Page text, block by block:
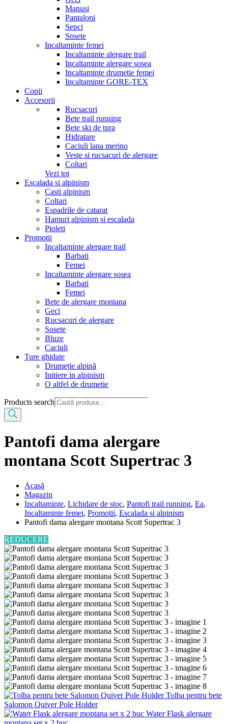
Manusi
Pantaloni
Sepci
Sosete
Incaltaminte femei
Incaltaminte alergare trail
Incaltaminte alergare sosea
Incaltaminte drumetie femei
Incaltaminte GORE-TEX
Copii
Accesorii
Rucsacuri
Bete trail running
Bete ski de tura
Hidratare
Caciuli lana merino
Veste si rucsacuri de alergare
Coltari
Vezi tot
Escalada si alpinism
Casti alpinism
Coltari
Espadrile de catarat
Hamuri alpinism si escalada
Pioleti
Promotii
Incaltaminte alergare trail
Barbati
Femei
Incaltaminte alergare sosea
Barbati
Femei
Bete de alergare montana
Geci
Rucsacuri de alergare
Sosete
Bluze
Caciuli
Ture ghidate
Drumeție alpină
Initiere in alpinism
O altfel de drumetie
Products search
Pantofi dama alergare
montana Scott Supertrac 3
Acasă
Magazin
Incaltaminte, Lichidare de stoc, Pantofi trail running, Ea,
Incaltaminte femei, Promotii, Escalada si alpinism
Pantofi dama alergare montana Scott Supertrac 3
REDUCERE
Tolba pentru bete
Salomon Quiver Pole Holder
Water Flask alergare